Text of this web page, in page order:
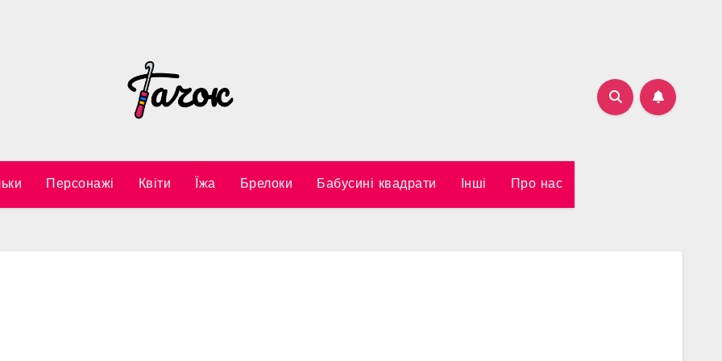
Персонажі Квіти Їжа Брелоки Бабусині квадрати Інші Про нас